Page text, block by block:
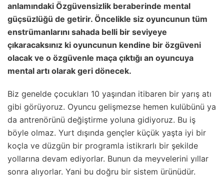
anlamındaki Özgüvensizlik beraberinde mental
güçsüzlüğü de getirir. Öncelikle siz oyuncunun tüm
enstrümanlarını sahada belli bir seviyeye
çıkaracaksınız ki oyuncunun kendine bir özgüveni
olacak ve o özgüvenle maça çıktığı an oyuncuya
mental artı olarak geri dönecek.
Biz genelde çocukları 10 yaşından itibaren bir yarış atı
gibi görüyoruz. Oyuncu gelişmezse hemen kulübünü ya
da antrenörünü değiştirme yoluna gidiyoruz. Bu iş
böyle olmaz. Yurt dışında gençler küçük yaşta iyi bir
koçla ve düzgün bir programla istikrarlı bir şekilde
yollarına devam ediyorlar. Bunun da meyvelerini yıllar
sonra alıyorlar. Yani bu doğru bir sistem ürünüdür.